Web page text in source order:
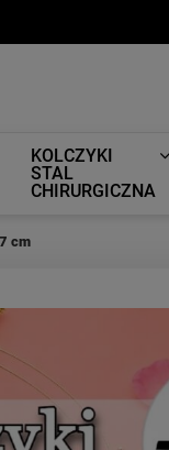
KOLCZYKI
STAL
CHIRURGICZNA
cm